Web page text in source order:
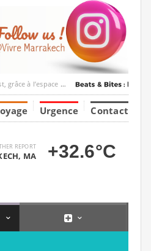
Tumbuktu.
Urgence Contact
REPORT
MA +32.6°C